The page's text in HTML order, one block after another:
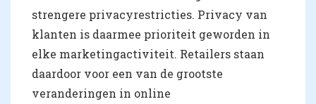
strengere privacyrestricties. Privacy van
klanten is daarmee prioriteit geworden in
elke marketingactiviteit. Retailers staan
daardoor voor een van de grootste
veranderingen in online